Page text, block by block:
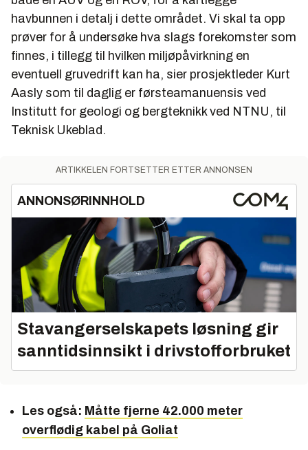
havbunnen i detalj i dette området. Vi skal ta opp
prøver for å undersøke hva slags forekomster som
finnes, i tillegg til hvilken miljøpåvirkning en
eventuell gruvedrift kan ha, sier prosjektleder Kurt
Aasly som til daglig er førsteamanuensis ved
Institutt for geologi og bergteknikk ved NTNU, til
Teknisk Ukeblad.
ARTIKKELEN FORTSETTER ETTER ANNONSEN
ANNONSØRINNHOLD
Stavangerselskapets løsning gir
sanntidsinnsikt i drivstofforbruket
Les også: Måtte fjerne 42.000 meter
overflødig kabel på Goliat